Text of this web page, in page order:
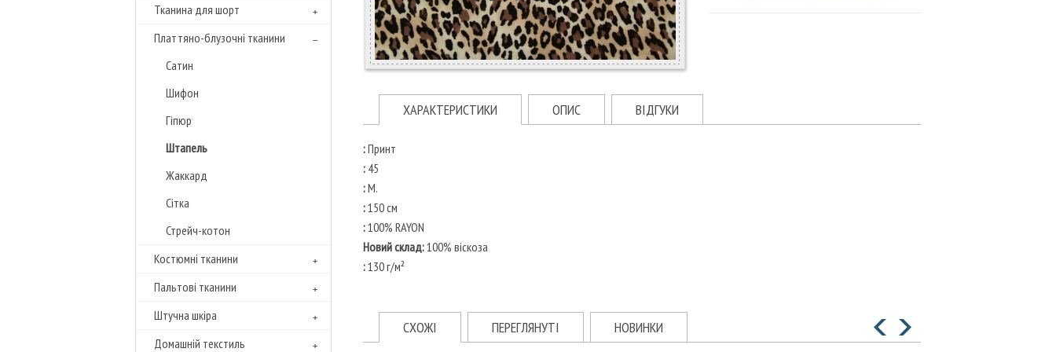
Тканина для шорт
Платтяно-блузочні тканини
Сатин
Шифон
Гіпюр
Штапель
Жаккард
Сітка
Стрейч-котон
Костюмні тканини
Пальтові тканини
Штучна шкіра
Домашній текстиль
ХАРАКТЕРИСТИКИ ОПИС ВІДГУКИ
:Принт
: 45
:М.
:150 см
:100% RAYON
Новий склад:100% віскоза
:130 г/м²
СХОЖІ ПЕРЕГЛЯНУТІ НОВИНКИ